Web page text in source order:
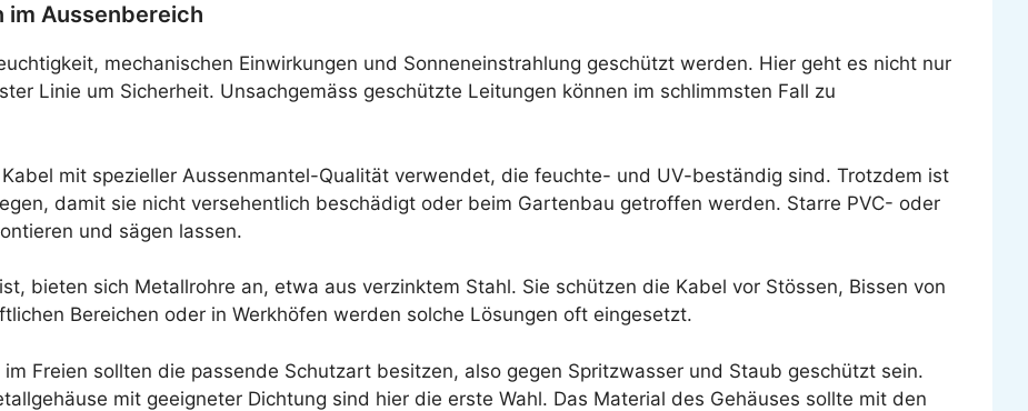
Aussenbereich
mechanischen Einwirkungen und Sonneneinstrahlung geschützt werden. Hier geht es nicht nur
Linie um Sicherheit. Unsachgemäss geschützte Leitungen können im schlimmsten Fall zu
mit spezieller Aussenmantel-Qualität verwendet, die feuchte- und UV-beständig sind. Trotzdem ist
damit sie nicht versehentlich beschädigt oder beim Gartenbau getroffen werden. Starre PVC- oder
und sägen lassen.
bieten sich Metallrohre an, etwa aus verzinktem Stahl. Sie schützen die Kabel vor Stössen, Bissen von
Bereichen oder in Werkhöfen werden solche Lösungen oft eingesetzt.
Freien sollten die passende Schutzart besitzen, also gegen Spritzwasser und Staub geschützt sein.
mit geeigneter Dichtung sind hier die erste Wahl. Das Material des Gehäuses sollte mit den